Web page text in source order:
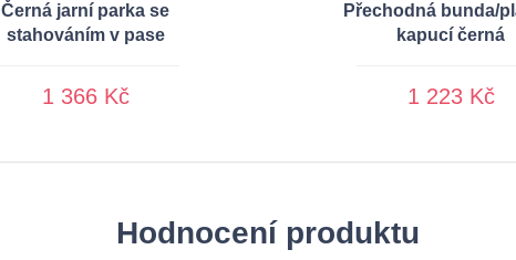
Černá jarní parka se
stahováním v pase
1 366 Kč
Přechodná bunda/
kapucí černá
1 223 Kč
Hodnocení produktu